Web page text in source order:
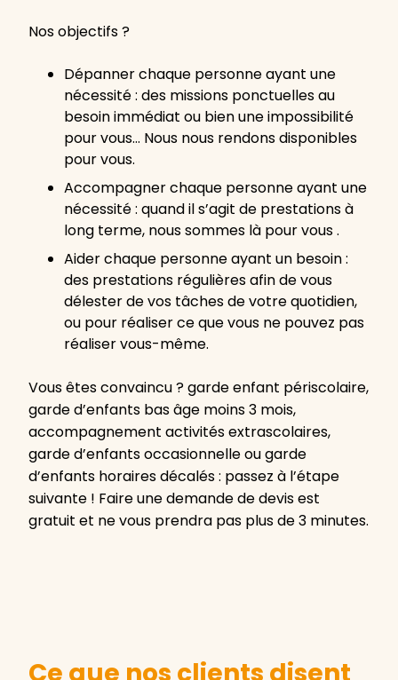
Nos objectifs ?
Dépanner chaque personne ayant une
nécessité : des missions ponctuelles au
besoin immédiat ou bien une impossibilité
pour vous… Nous nous rendons disponibles
pour vous.
Accompagner chaque personne ayant une
nécessité : quand il s’agit de prestations à
long terme, nous sommes là pour vous .
Aider chaque personne ayant un besoin :
des prestations régulières afin de vous
délester de vos tâches de votre quotidien,
ou pour réaliser ce que vous ne pouvez pas
réaliser vous-même.
Vous êtes convaincu ? garde enfant périscolaire,
garde d’enfants bas âge moins 3 mois,
accompagnement activités extrascolaires,
garde d’enfants occasionnelle ou garde
d’enfants horaires décalés : passez à l’étape
suivante ! Faire une demande de devis est
gratuit et ne vous prendra pas plus de 3 minutes.